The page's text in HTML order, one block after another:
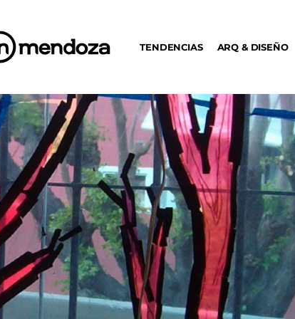
TENDENCIAS ARQ & DISEÑO